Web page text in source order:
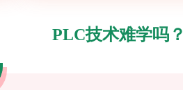
PLC技术难学吗？